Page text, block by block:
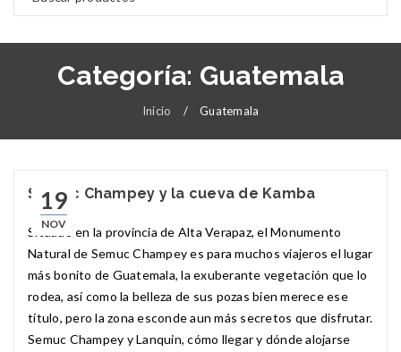
Categoría: Guatemala
Inicio / Guatemala
19
NOV
Semuc Champey y la cueva de Kamba
Situado en la provincia de Alta Verapaz, el Monumento
Natural de Semuc Champey es para muchos viajeros el lugar
más bonito de Guatemala, la exuberante vegetación que lo
rodea, así como la belleza de sus pozas bien merece ese
título, pero la zona esconde aun más secretos que disfrutar.
Semuc Champey y Lanquin, cómo llegar y dónde alojarse